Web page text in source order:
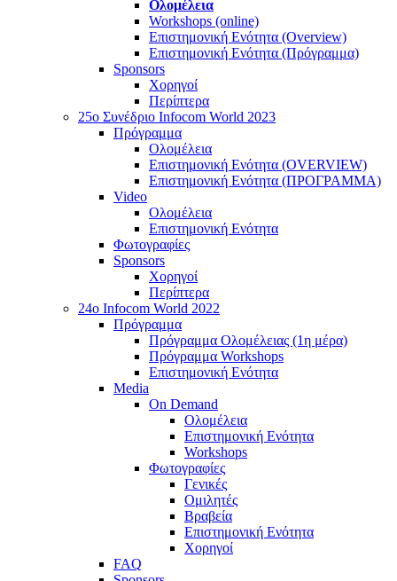
Ολομέλεια
Workshops (online)
Επιστημονική Ενότητα (Overview)
Επιστημονική Ενότητα (Πρόγραμμα)
Sponsors
Χορηγοί
Περίπτερα
25o Συνέδριο Infocom World 2023
Πρόγραμμα
Ολομέλεια
Επιστημονική Ενότητα (OVERVIEW)
Επιστημονική Ενότητα (ΠΡΟΓΡΑΜΜΑ)
Video
Ολομέλεια
Επιστημονική Ενότητα
Φωτογραφίες
Sponsors
Χορηγοί
Περίπτερα
24o Infocom World 2022
Πρόγραμμα
Πρόγραμμα Ολομέλειας (1η μέρα)
Πρόγραμμα Workshops
Επιστημονική Ενότητα
Media
On Demand
Ολομέλεια
Επιστημονική Ενότητα
Workshops
Φωτογραφίες
Γενικές
Ομιλητές
Βραβεία
Επιστημονική Ενότητα
Χορηγοί
FAQ